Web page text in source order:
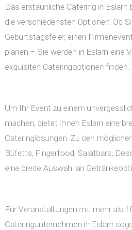
Das erstaunliche Catering in Eslarn
die verschiedensten Optionen. Ob
Geburtstagsfeier, einen
planen – Sie werden in Eslarn eine
exquisiten Cateringoptionen finden.
Um Ihr Event zu einem
machen, bietet Ihnen Eslarn eine
Cateringlösungen. Zu den
Büfetts, Fingerfood, Salatbars,
eine breite Auswahl an
Für Veranstaltungen mit mehr als
Cateringunternehmen in Eslarn